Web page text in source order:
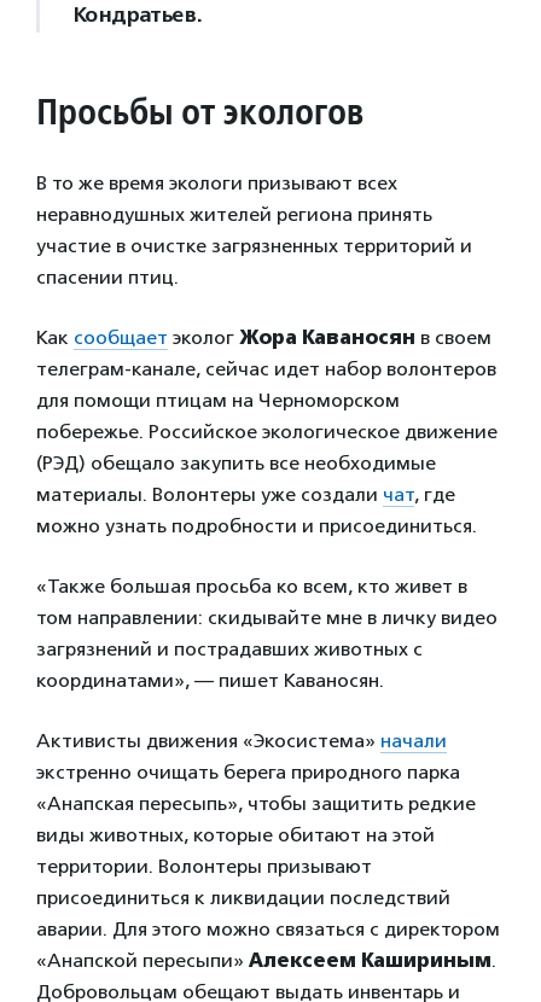
Кондратьев.
Просьбы от экологов
В то же время экологи призывают всех
неравнодушных жителей региона принять
участие в очистке загрязненных территорий и
спасении птиц.
Как сообщает эколог Жора Каваносян в своем
телеграм-канале, сейчас идет набор волонтеров
для помощи птицам на Черноморском
побережье. Российское экологическое движение
(РЭД) обещало закупить все необходимые
материалы. Волонтеры уже создали чат, где
можно узнать подробности и присоединиться.
«Также большая просьба ко всем, кто живет в
том направлении: скидывайте мне в личку видео
загрязнений и пострадавших животных с
координатами», — пишет Каваносян.
Активисты движения «Экосистема» начали
экстренно очищать берега природного парка
«Анапская пересыпь», чтобы защитить редкие
виды животных, которые обитают на этой
территории. Волонтеры призывают
присоединиться к ликвидации последствий
аварии. Для этого можно связаться с директором
«Анапской пересыпи» Алексеем Кашириным.
Добровольцам обещают выдать инвентарь и